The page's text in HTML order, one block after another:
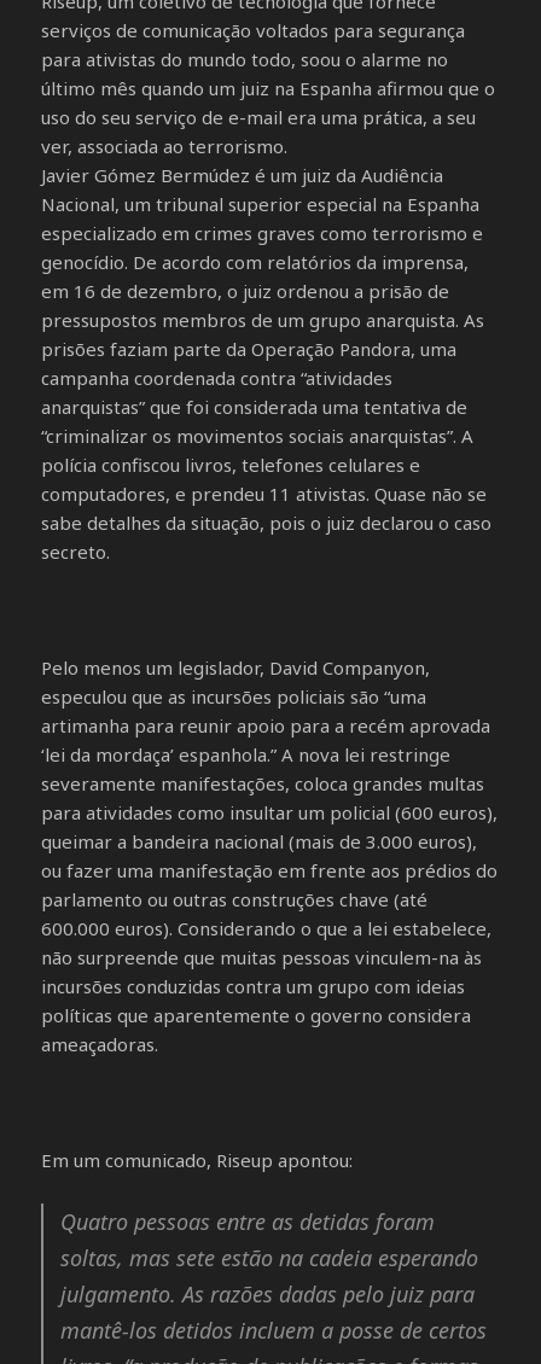
serviços de comunicação voltados para segurança
para ativistas do mundo todo, soou o alarme no
último mês quando um juiz na Espanha afirmou que o
uso do seu serviço de e-mail era uma prática, a seu
ver, associada ao terrorismo.
Javier Gómez Bermúdez é um juiz da Audiência
Nacional, um tribunal superior especial na Espanha
especializado em crimes graves como terrorismo e
genocídio. De acordo com relatórios da imprensa,
em 16 de dezembro, o juiz ordenou a prisão de
pressupostos membros de um grupo anarquista. As
prisões faziam parte da Operação Pandora, uma
campanha coordenada contra “atividades
anarquistas” que foi considerada uma tentativa de
“criminalizar os movimentos sociais anarquistas”. A
polícia confiscou livros, telefones celulares e
computadores, e prendeu 11 ativistas. Quase não se
sabe detalhes da situação, pois o juiz declarou o caso
secreto.
Pelo menos um legislador, David Companyon,
especulou que as incursões policiais são “uma
artimanha para reunir apoio para a recém aprovada
‘lei da mordaça’ espanhola.” A nova lei restringe
severamente manifestações, coloca grandes multas
para atividades como insultar um policial (600 euros),
queimar a bandeira nacional (mais de 3.000 euros),
ou fazer uma manifestação em frente aos prédios do
parlamento ou outras construções chave (até
600.000 euros). Considerando o que a lei estabelece,
não surpreende que muitas pessoas vinculem-na às
incursões conduzidas contra um grupo com ideias
políticas que aparentemente o governo considera
ameaçadoras.
Em um comunicado, Riseup apontou:
Quatro pessoas entre as detidas foram
soltas, mas sete estão na cadeia esperando
julgamento. As razões dadas pelo juiz para
mantê-los detidos incluem a posse de certos